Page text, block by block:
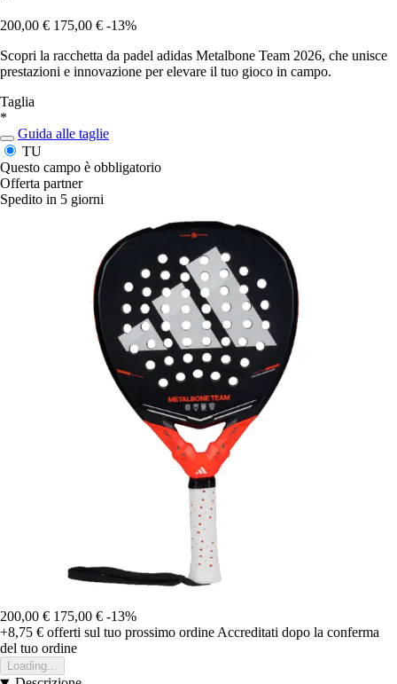
200,00 € 175,00 € -13%
Scopri la racchetta da padel adidas Metalbone Team 2026, che unisce
prestazioni e innovazione per elevare il tuo gioco in campo.
Taglia
*
Guida alle taglie
TU
Questo campo è obbligatorio
Offerta partner
Spedito in 5 giorni
200,00 € 175,00 € -13%
+8,75 € offerti sul tuo prossimo ordineAccreditati dopo la conferma
del tuo ordine
Loading...